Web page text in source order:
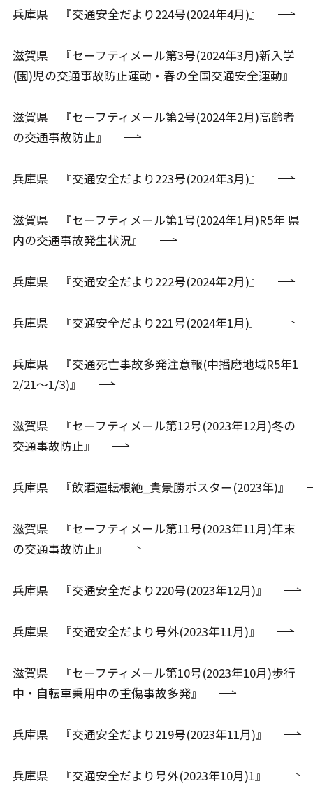
兵庫県 『交通安全だより224号(2024年4月)』
滋賀県 『セーフティメール第3号(2024年3月)新入学
(園)児の交通事故防止運動・春の全国交通安全運動』
滋賀県 『セーフティメール第2号(2024年2月)高齢者
の交通事故防止』
兵庫県 『交通安全だより223号(2024年3月)』
滋賀県 『セーフティメール第1号(2024年1月)R5年 県
内の交通事故発生状況』
兵庫県 『交通安全だより222号(2024年2月)』
兵庫県 『交通安全だより221号(2024年1月)』
兵庫県 『交通死亡事故多発注意報(中播磨地域R5年1
2/21～1/3)』
滋賀県 『セーフティメール第12号(2023年12月)冬の
交通事故防止』
兵庫県 『飲酒運転根絶_貴景勝ポスター(2023年)』
滋賀県 『セーフティメール第11号(2023年11月)年末
の交通事故防止』
兵庫県 『交通安全だより220号(2023年12月)』
兵庫県 『交通安全だより号外(2023年11月)』
滋賀県 『セーフティメール第10号(2023年10月)歩行
中・自転車乗用中の重傷事故多発』
兵庫県 『交通安全だより219号(2023年11月)』
兵庫県 『交通安全だより号外(2023年10月)1』